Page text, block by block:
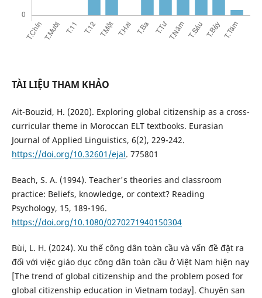
TÀI LIỆU THAM KHẢO
Ait-Bouzid, H. (2020). Exploring global citizenship as a cross-
curricular theme in Moroccan ELT textbooks. Eurasian
Journal of Applied Linguistics, 6(2), 229-242.
https://doi.org/10.32601/ejal. 775801
Beach, S. A. (1994). Teacher's theories and classroom
practice: Beliefs, knowledge, or context? Reading
Psychology, 15, 189-196.
https://doi.org/10.1080/0270271940150304
Bùi, L. H. (2024). Xu thế công dân toàn cầu và vấn đề đặt ra
đối với việc giáo dục công dân toàn cầu ở Việt Nam hiện nay
[The trend of global citizenship and the problem posed for
global citizenship education in Vietnam today]. Chuyên san